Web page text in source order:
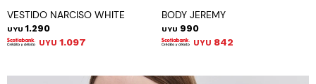
VESTIDO NARCISO WHITE
UYU 1.290
UYU 1.097
BODY JEREMY
UYU 990
UYU 842